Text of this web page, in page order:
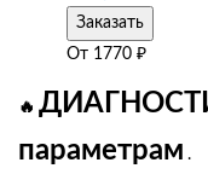
Заказать
От 1770 ₽
🔥
параметрам .